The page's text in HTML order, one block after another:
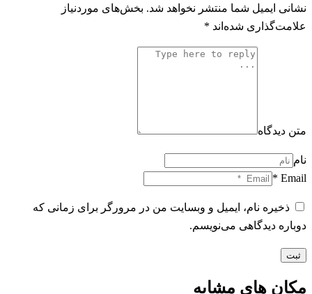
نشانی ایمیل شما منتشر نخواهد شد. بخش‌های موردنیاز
علامت‌گذاری شده‌اند *
متن دیدگاه
نام
Email *
ذخیره نام، ایمیل و وبسایت من در مرورگر برای زمانی که
دوباره دیدگاهی می‌نویسم.
ثبت
مکان های مشابه